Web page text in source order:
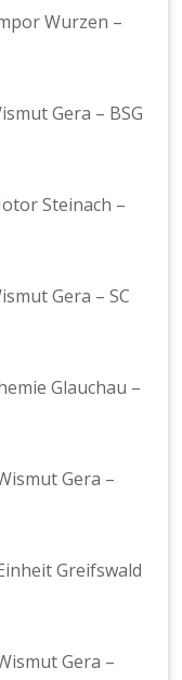
Wurzen –
Gera – BSG
Steinach –
Gera – SC
Glauchau –
Gera –
Greifswald
Gera –